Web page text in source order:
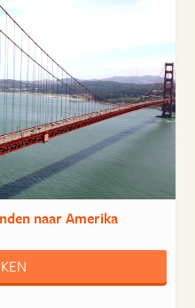
naar Amerika